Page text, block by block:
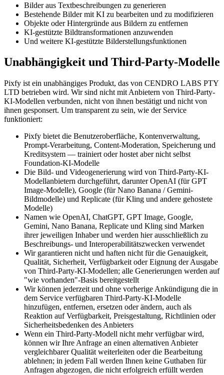
Bilder aus Textbeschreibungen zu generieren
Bestehende Bilder mit KI zu bearbeiten und zu modifizieren
Objekte oder Hintergründe aus Bildern zu entfernen
KI-gestützte Bildtransformationen anzuwenden
Und weitere KI-gestützte Bilderstellungsfunktionen
Unabhängigkeit und Third-Party-Modelle
Pixfy ist ein unabhängiges Produkt, das von CENDRO LABS PTY
LTD betrieben wird. Wir sind nicht mit Anbietern von Third-Party-
KI-Modellen verbunden, nicht von ihnen bestätigt und nicht von
ihnen gesponsert. Um transparent zu sein, wie der Service
funktioniert:
Pixfy bietet die Benutzeroberfläche, Kontenverwaltung,
Prompt-Verarbeitung, Content-Moderation, Speicherung und
Kreditsystem — trainiert oder hostet aber nicht selbst
Foundation-KI-Modelle
Die Bild- und Videogenerierung wird von Third-Party-KI-
Modellanbietern durchgeführt, darunter OpenAI (für GPT
Image-Modelle), Google (für Nano Banana / Gemini-
Bildmodelle) und Replicate (für Kling und andere gehostete
Modelle)
Namen wie OpenAI, ChatGPT, GPT Image, Google,
Gemini, Nano Banana, Replicate und Kling sind Marken
ihrer jeweiligen Inhaber und werden hier ausschließlich zu
Beschreibungs- und Interoperabilitätszwecken verwendet
Wir garantieren nicht und haften nicht für die Genauigkeit,
Qualität, Sicherheit, Verfügbarkeit oder Eignung der Ausgabe
von Third-Party-KI-Modellen; alle Generierungen werden auf
"wie vorhanden"-Basis bereitgestellt
Wir können jederzeit und ohne vorherige Ankündigung die in
dem Service verfügbaren Third-Party-KI-Modelle
hinzufügen, entfernen, ersetzen oder ändern, auch als
Reaktion auf Verfügbarkeit, Preisgestaltung, Richtlinien oder
Sicherheitsbedenken des Anbieters
Wenn ein Third-Party-Modell nicht mehr verfügbar wird,
können wir Ihre Anfrage an einen alternativen Anbieter
vergleichbarer Qualität weiterleiten oder die Bearbeitung
ablehnen; in jedem Fall werden Ihnen keine Guthaben für
Anfragen abgezogen, die nicht erfolgreich erfüllt werden